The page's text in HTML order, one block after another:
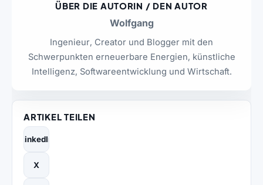
ÜBER DIE AUTORIN / DEN AUTOR
Wolfgang
Ingenieur, Creator und Blogger mit den
Schwerpunkten erneuerbare Energien, künstliche
Intelligenz, Softwareentwicklung und Wirtschaft.
ARTIKEL TEILEN
LinkedIn
X